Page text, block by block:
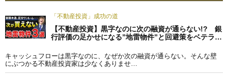
「不動産投資」成功の道
【不動産投資】黒字なのに次の融資が通らない!? 銀
行評価の足かせになる”地雷物件”と回避策をベテラ…
キャッシュフローは黒字なのに、なぜか次の融資が通らない。そんな壁
にぶつかる不動産投資家は少なくありませ…